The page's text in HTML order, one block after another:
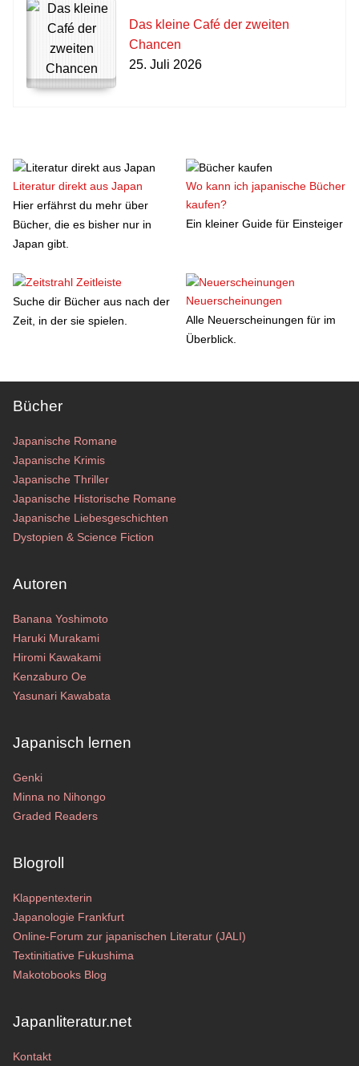
Das kleine Café der zweiten
Chancen
25. Juli 2026
Literatur direkt aus Japan
Hier erfährst du mehr über
Bücher, die es bisher nur in
Japan gibt.
Wo kann ich japanische Bücher
kaufen?
Ein kleiner Guide für Einsteiger
Zeitleiste
Suche dir Bücher aus nach der
Zeit, in der sie spielen.
Neuerscheinungen
Alle Neuerscheinungen für im
Überblick.
Bücher
Japanische Romane
Japanische Krimis
Japanische Thriller
Japanische Historische Romane
Japanische Liebesgeschichten
Dystopien & Science Fiction
Autoren
Banana Yoshimoto
Haruki Murakami
Hiromi Kawakami
Kenzaburo Oe
Yasunari Kawabata
Japanisch lernen
Genki
Minna no Nihongo
Graded Readers
Blogroll
Klappentexterin
Japanologie Frankfurt
Online-Forum zur japanischen Literatur (JALI)
Textinitiative Fukushima
Makotobooks Blog
Japanliteratur.net
Kontakt